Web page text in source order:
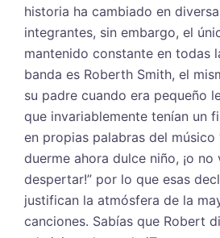
historia ha cambiado en
integrantes, sin embargo, el
mantenido constante en todas
banda es Roberth Smith, el
su padre cuando era pequeño
que invariablemente tenían un
en propias palabras del músico
duerme ahora dulce niño, ¡o no
despertar!” por lo que esas
justifican la atmósfera de la
canciones. Sabías que Robert